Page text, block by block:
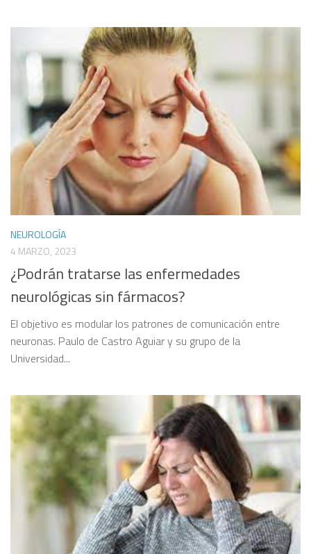
NEUROLOGÍA
4 MARZO, 2023
¿Podrán tratarse las enfermedades
neurológicas sin fármacos?
El objetivo es modular los patrones de comunicación entre
neuronas. Paulo de Castro Aguiar y su grupo de la
Universidad...